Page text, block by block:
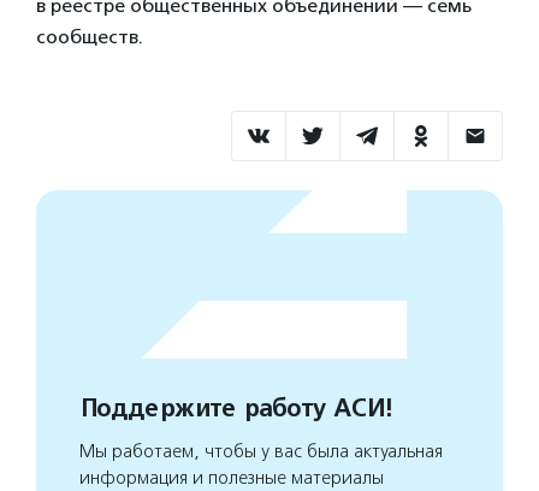
в реестре общественных объединений — семь
сообществ.
Поддержите работу АСИ!
Мы работаем, чтобы у вас была актуальная
информация и полезные материалы